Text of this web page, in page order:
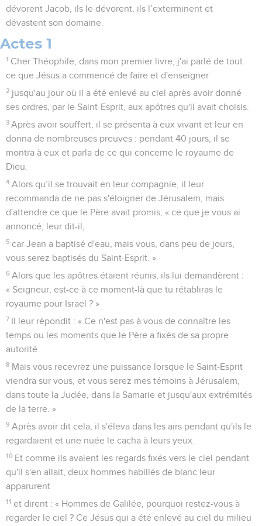
dévorent Jacob, ils le dévorent, ils l’exterminent et
dévastent son domaine.
Actes 1
1 Cher Théophile, dans mon premier livre, j'ai parlé de tout
ce que Jésus a commencé de faire et d'enseigner
2 jusqu'au jour où il a été enlevé au ciel après avoir donné
ses ordres, par le Saint-Esprit, aux apôtres qu'il avait choisis.
3 Après avoir souffert, il se présenta à eux vivant et leur en
donna de nombreuses preuves : pendant 40 jours, il se
montra à eux et parla de ce qui concerne le royaume de
Dieu.
4 Alors qu’il se trouvait en leur compagnie, il leur
recommanda de ne pas s'éloigner de Jérusalem, mais
d'attendre ce que le Père avait promis, « ce que je vous ai
annoncé, leur dit-il,
5 car Jean a baptisé d'eau, mais vous, dans peu de jours,
vous serez baptisés du Saint-Esprit. »
6 Alors que les apôtres étaient réunis, ils lui demandèrent :
« Seigneur, est-ce à ce moment-là que tu rétabliras le
royaume pour Israël ? »
7 Il leur répondit : « Ce n'est pas à vous de connaître les
temps ou les moments que le Père a fixés de sa propre
autorité.
8 Mais vous recevrez une puissance lorsque le Saint-Esprit
viendra sur vous, et vous serez mes témoins à Jérusalem,
dans toute la Judée, dans la Samarie et jusqu'aux extrémités
de la terre. »
9 Après avoir dit cela, il s'éleva dans les airs pendant qu'ils le
regardaient et une nuée le cacha à leurs yeux.
10 Et comme ils avaient les regards fixés vers le ciel pendant
qu'il s'en allait, deux hommes habillés de blanc leur
apparurent
11 et dirent : « Hommes de Galilée, pourquoi restez-vous à
regarder le ciel ? Ce Jésus qui a été enlevé au ciel du milieu